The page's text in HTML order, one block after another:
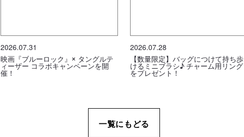
2026.07.31
映画『ブルーロック』× タングルテ
ィーザー コラボキャンペーンを開
催！
2026.07.28
【数量限定】バッグにつけて持ち歩
けるミニブラシ♪ チャーム用リング
をプレゼント！
一覧にもどる